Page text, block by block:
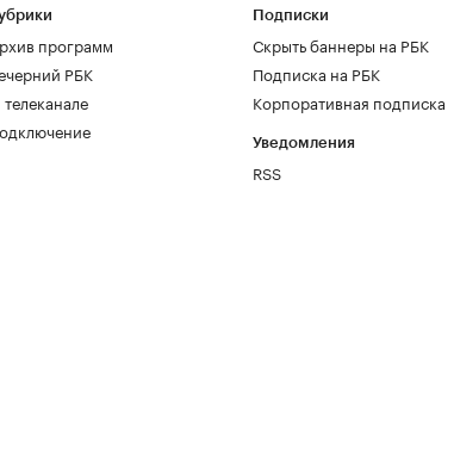
программ
РБК
Подписки
Скрыть баннеры на РБК
Подписка на РБК
Корпоративная подписка
Уведомления
RSS